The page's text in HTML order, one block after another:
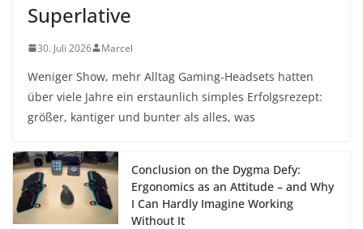
Superlative
30. Juli 2026 Marcel
Weniger Show, mehr Alltag Gaming-Headsets hatten
über viele Jahre ein erstaunlich simples Erfolgsrezept:
größer, kantiger und bunter als alles, was
Conclusion on the Dygma Defy:
Ergonomics as an Attitude – and Why
I Can Hardly Imagine Working
Without It